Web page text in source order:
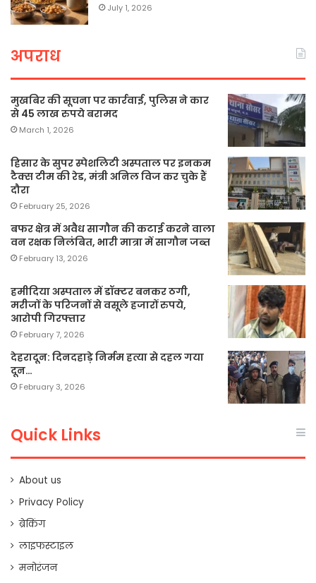
July 1, 2026
अपराध
मुखबिर की सूचना पर कार्रवाई, पुलिस ने कार
से 45 लाख रुपये बरामद
March 1, 2026
हिसार के सुपर स्पेशलिटी अस्पताल पर इनकम
टैक्स टीम की रेड, मंत्री अनिल विज कर चुके हैं
दौरा
February 25, 2026
बफर क्षेत्र में अवैध सागौन की कटाई करने वाला
वन रक्षक निलंबित, भारी मात्रा में सागौन जब्त
February 13, 2026
हमीदिया अस्पताल में डॉक्टर बनकर ठगी,
मरीजों के परिजनों से वसूले हजारों रुपये,
आरोपी गिरफ्तार
February 7, 2026
देहरादून: दिनदहाड़े निर्मम हत्या से दहल गया
दून…
February 3, 2026
Quick Links
About us
Privacy Policy
ब्रेकिंग
लाइफस्टाइल
मनोरंजन